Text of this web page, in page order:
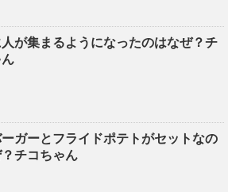
が集まるようになったのはなぜ？チ
ガーとフライドポテトがセットなの
チコちゃん